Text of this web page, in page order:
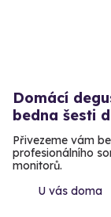
Domácí
bedna šesti
Přivezeme vám
profesionálního
monitorů.
U vás doma